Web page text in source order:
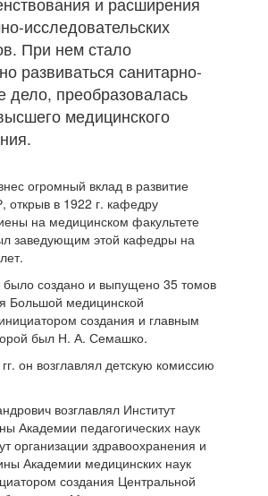
исследовательских
При нем стало
развиваться санитарно-
дело, преобразовалась
медицинского
огромный вклад в развитие
открыв в 1922 г. кафедру
на медицинском факультете
заведующим этой кафедры на
было создано и выпущено 35 томов
Большой медицинской
создания и главным
был Н. А. Семашко.
он возглавлял детскую комиссию
возглавлял Институт
Академии педагогических наук
организации здравоохранения и
Академии медицинских наук
создания Центральной